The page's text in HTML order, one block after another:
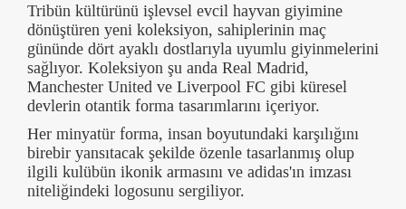
Tribün kültürünü işlevsel evcil hayvan giyimine
dönüştüren yeni koleksiyon, sahiplerinin maç
gününde dört ayaklı dostlarıyla uyumlu giyinmelerini
sağlıyor. Koleksiyon şu anda Real Madrid,
Manchester United ve Liverpool FC gibi küresel
devlerin otantik forma tasarımlarını içeriyor.
Her minyatür forma, insan boyutundaki karşılığını
birebir yansıtacak şekilde özenle tasarlanmış olup
ilgili kulübün ikonik armasını ve adidas'ın imzası
niteliğindeki logosunu sergiliyor.